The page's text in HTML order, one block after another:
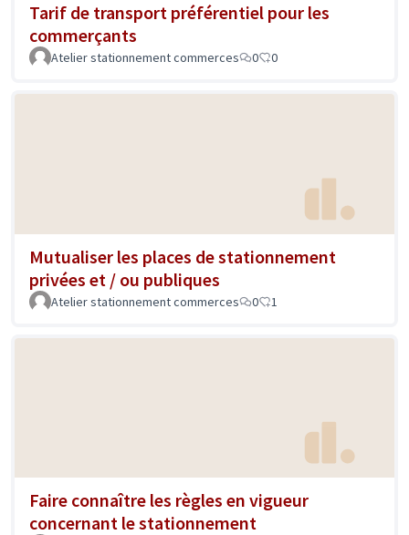
Tarif de transport préférentiel pour les
commerçants
Atelier stationnement commerces 0 0
Mutualiser les places de stationnement
privées et / ou publiques
Atelier stationnement commerces 0 1
Faire connaître les règles en vigueur
concernant le stationnement